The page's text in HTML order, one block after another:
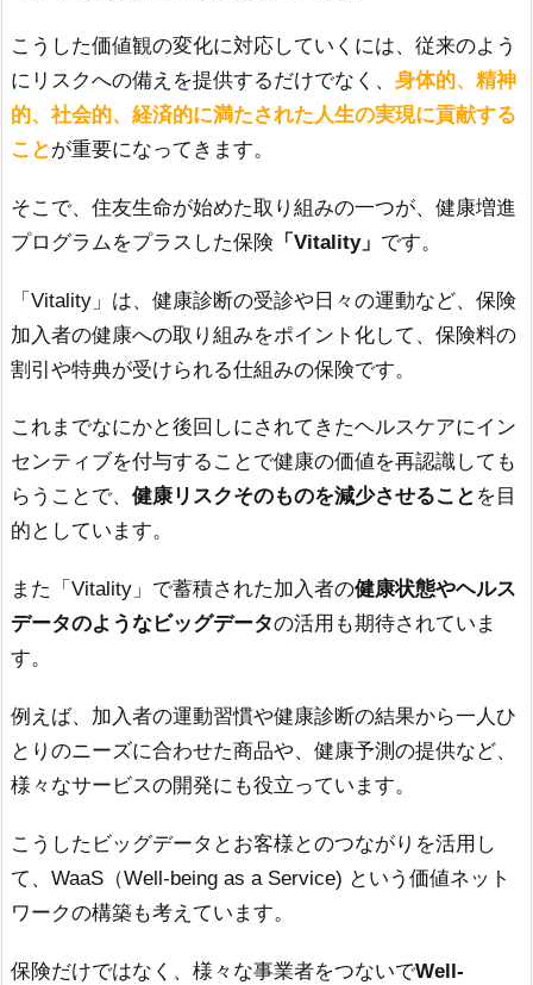
こうした価値観の変化に対応していくには、従来のよう
にリスクへの備えを提供するだけでなく、 身体的、精神
的、社会的、経済的に満たされた人生の実現に貢献する
ことが重要になってきます。
そこで、住友生命が始めた取り組みの一つが、健康増進
プログラムをプラスした保険 「Vitality」 です。
「Vitality」は、健康診断の受診や日々の運動など、保険
加入者の健康への取り組みをポイント化して、保険料の
割引や特典が受けられる仕組みの保険です。
これまでなにかと後回しにされてきたヘルスケアにイン
センティブを付与することで健康の価値を再認識しても
らうことで、 健康リスクそのものを減少させること を目
的としています。
また「Vitality」で蓄積された加入者の健康状態やヘルス
データのようなビッグデータの活用も期待されていま
す。
例えば、加入者の運動習慣や健康診断の結果から一人ひ
とりのニーズに合わせた商品や、健康予測の提供など、
様々なサービスの開発にも役立っています。
こうしたビッグデータとお客様とのつながりを活用し
て、WaaS（Well-being as a Service) という価値ネット
ワークの構築も考えています。
保険だけではなく、様々な事業者をつないでWell-